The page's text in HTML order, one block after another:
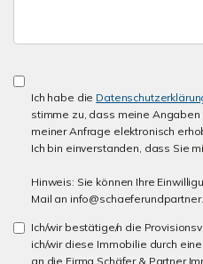
Ich habe die
stimme zu, dass meine
meiner Anfrage elektronisch
Ich bin einverstanden, dass Sie
Hinweis: Sie können Ihre
Mail an
Ich/wir bestätige/n die
ich/wir diese Immobilie durch
an die Firma Schäfer & Partner